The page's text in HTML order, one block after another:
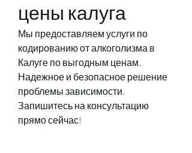
цены калуга
Мы предоставляем услуги по
кодированию от алкоголизма в
Калуге по выгодным ценам.
Надежное и безопасное решение
проблемы зависимости.
Запишитесь на консультацию
прямо сейчас!